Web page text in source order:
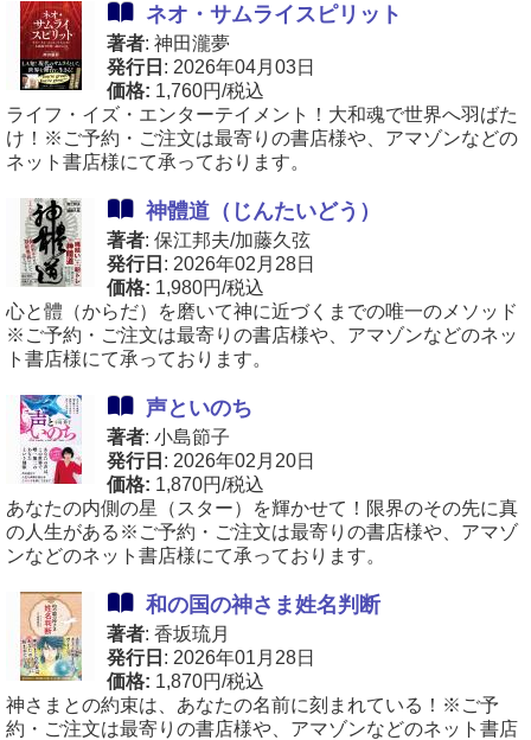
ネオ・サムライスピリット
著者: 神田瀧夢
発行日 : 2026年04月03日
価格: 1,760円/税込
ライフ・イズ・エンターテイメント！大和魂で世界へ羽ばた
け！※ご予約・ご注文は最寄りの書店様や、アマゾンなどの
ネット書店様にて承っております。
神體道（じんたいどう）
著者: 保江邦夫/加藤久弦
発行日 : 2026年02月28日
価格: 1,980円/税込
心と體（からだ）を磨いて神に近づくまでの唯一のメソッド
※ご予約・ご注文は最寄りの書店様や、アマゾンなどのネッ
ト書店様にて承っております。
声といのち
著者: 小島節子
発行日 : 2026年02月20日
価格: 1,870円/税込
あなたの内側の星（スター）を輝かせて！限界のその先に真
の人生がある※ご予約・ご注文は最寄りの書店様や、アマゾ
ンなどのネット書店様にて承っております。
和の国の神さま姓名判断
著者: 香坂琉月
発行日 : 2026年01月28日
価格: 1,870円/税込
神さまとの約束は、あなたの名前に刻まれている！※ご予
約・ご注文は最寄りの書店様や、アマゾンなどのネット書店